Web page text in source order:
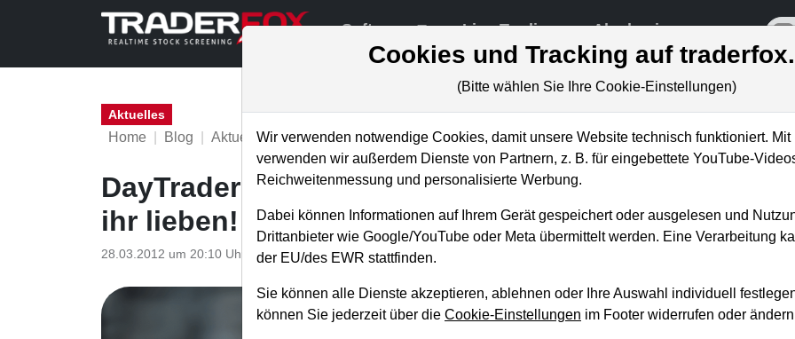
Software Live-Trading Akademie
Aktuelles
Home Blog Aktuelles
DayTrader aufgepasst. Diese neue Funktion
ihr lieben!
28.03.2012 um 20:10 Uhr TraderFox GmbH
Cookies und Tracking auf
(Bitte wählen Sie Ihre Cookie-Einstellungen)
Wir verwenden notwendige Cookies, damit unsere Website technisch funktioniert.
verwenden wir außerdem Dienste von Partnern, z. B. für eingebettete YouTube-
Reichweitenmessung und personalisierte Werbung.
Dabei können Informationen auf Ihrem Gerät gespeichert oder ausgelesen und
Drittanbieter wie Google/YouTube oder Meta übermittelt werden. Eine Verarbeitung
der EU/des EWR stattfinden.
Sie können alle Dienste akzeptieren, ablehnen oder Ihre Auswahl individuell
können Sie jederzeit über die Cookie-Einstellungen im Footer widerrufen oder